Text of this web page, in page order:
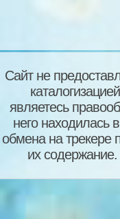
Сайт не
являетесь
него находилась
обмена на трекере
их